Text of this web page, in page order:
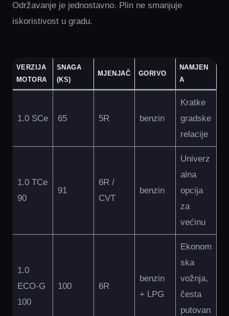
Održavanje je jednostavno. Plin ne smanjuje
iskoristivost u gradu.
VERZIJA
MOTORA
SNAGA
(KS)
MJENJAČ GORIVO
NAMJEN
A
1.0 SCe 65 5R benzin
Kratke
gradske
relacije
1.0 TCe
90
91
6R /
CVT
benzin
Univerz
alna
opcija
za
većinu
1.0
ECO-G
100
100 6R
benzin
+ LPG
Ekonom
ska
vožnja,
česta
putovan